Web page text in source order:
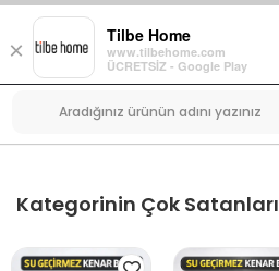
×
Tilbe Home
www.tilbehome.com
ÜCRETSİZ - Google Play
Menü
Kategorinin Çok Satanları